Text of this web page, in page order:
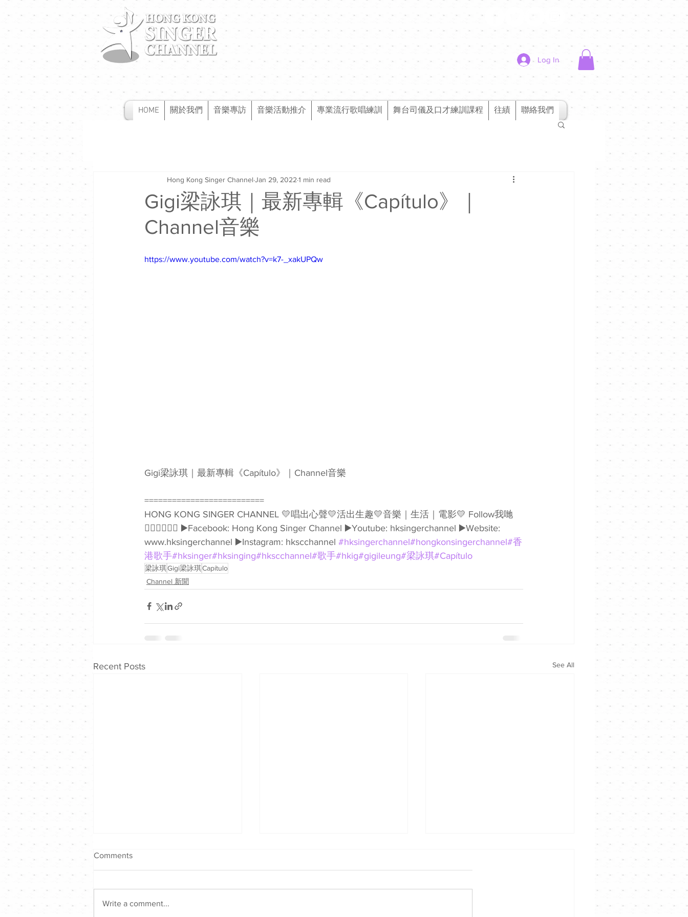
Log In
HOME 關於我們 音樂專訪 音樂活動推介 專業流行歌唱練訓 舞台司儀及口才練訓課程 往績 聯絡我們
Gigi梁詠琪｜最新專輯《Capítulo》｜
Channel音樂
Hong Kong Singer Channel Jan 29, 2022 1 min read
https://www.youtube.com/watch?v=k7-_xakUPQw
Gigi梁詠琪｜最新專輯《Capítulo》｜Channel音樂
==========================
HONG KONG SINGER CHANNEL 💛唱出心聲💛活出生趣💛音樂｜生活｜電影💛 Follow我哋
👇🏻👇🏻🥰🥰 ▶️Facebook: Hong Kong Singer Channel ▶️Youtube: hksingerchannel ▶️Website:
www.hksingerchannel ▶️Instagram: hkscchannel #hksingerchannel#hongkonsingerchannel#香
港歌手#hksinger#hksinging#hkscchannel#歌手#hkig#gigileung#梁詠琪#Capítulo
梁詠琪Gigi梁詠琪Capítulo
Channel 新聞
Recent Posts See All
Comments
Write a comment...